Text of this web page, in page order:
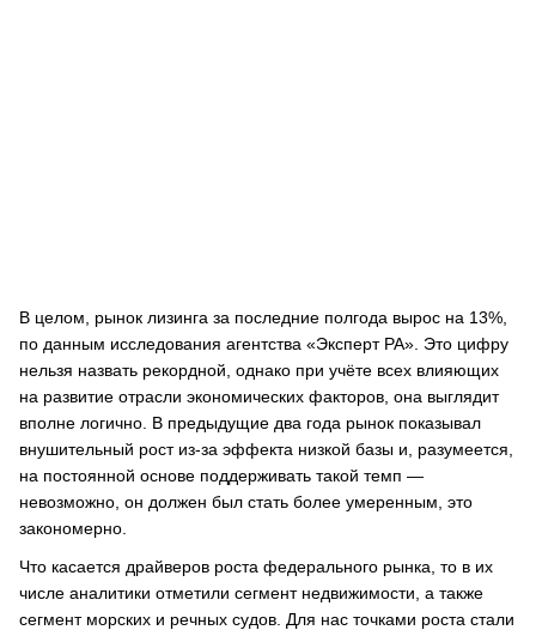
В целом, рынок лизинга за последние полгода вырос на 13%,
по данным исследования агентства «Эксперт РА». Это цифру
нельзя назвать рекордной, однако при учёте всех влияющих
на развитие отрасли экономических факторов, она выглядит
вполне логично. В предыдущие два года рынок показывал
внушительный рост из-за эффекта низкой базы и, разумеется,
на постоянной основе поддерживать такой темп —
невозможно, он должен был стать более умеренным, это
закономерно.
Что касается драйверов роста федерального рынка, то в их
числе аналитики отметили сегмент недвижимости, а также
сегмент морских и речных судов. Для нас точками роста стали